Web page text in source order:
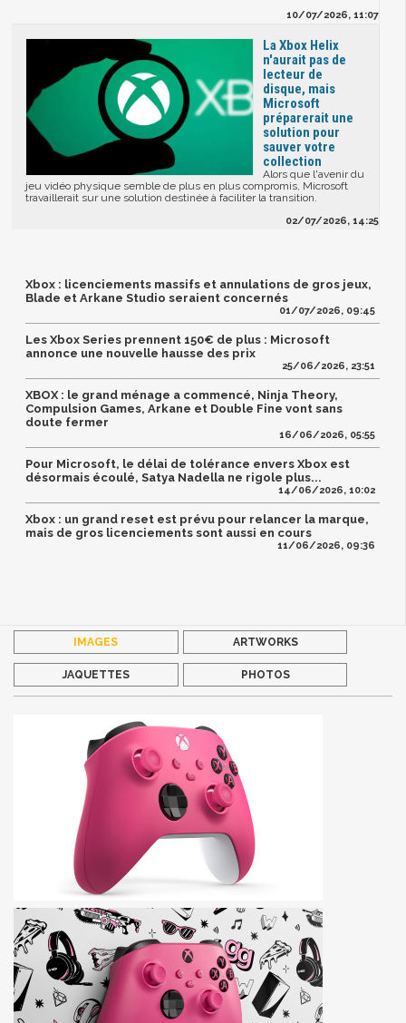
10/07/2026, 11:07
La Xbox Helix
n'aurait pas de
lecteur de
disque, mais
Microsoft
préparerait une
solution pour
sauver votre
collection
Alors que l'avenir du
jeu vidéo physique semble de plus en plus compromis, Microsoft
travaillerait sur une solution destinée à faciliter la transition.
02/07/2026, 14:25
Xbox : licenciements massifs et annulations de gros jeux,
Blade et Arkane Studio seraient concernés
01/07/2026, 09:45
Les Xbox Series prennent 150€ de plus : Microsoft
annonce une nouvelle hausse des prix
25/06/2026, 23:51
XBOX : le grand ménage a commencé, Ninja Theory,
Compulsion Games, Arkane et Double Fine vont sans
doute fermer
16/06/2026, 05:55
Pour Microsoft, le délai de tolérance envers Xbox est
désormais écoulé, Satya Nadella ne rigole plus...
14/06/2026, 10:02
Xbox : un grand reset est prévu pour relancer la marque,
mais de gros licenciements sont aussi en cours
11/06/2026, 09:36
IMAGES ARTWORKS
JAQUETTES PHOTOS